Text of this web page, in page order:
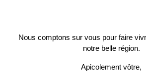
Nous comptons sur vous pour faire
notre belle région.
Apicolement vôtre,